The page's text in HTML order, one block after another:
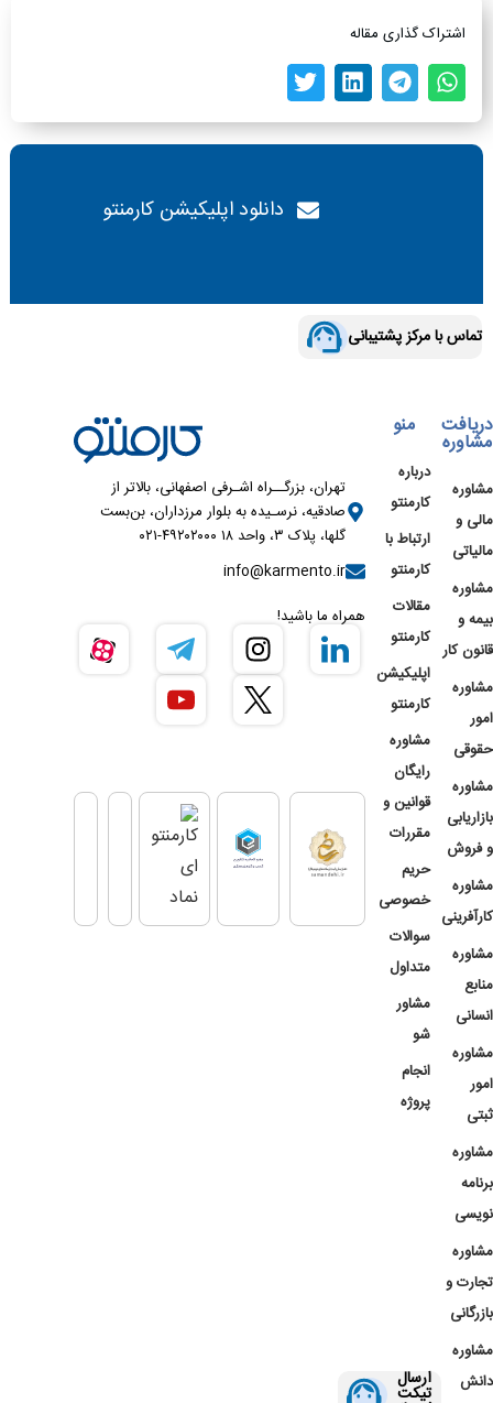
اشتراک گذاری مقاله
دانلود اپلیکیشن کارمنتو
تماس با مرکز پشتیبانی
دریافت
مشاوره
مشاوره
مالی و
مالیاتی
مشاوره
بیمه و
قانون کار
مشاوره
امور
حقوقی
مشاوره
بازاریابی
و فروش
مشاوره
کارآفرینی
مشاوره
منابع
انسانی
مشاوره
امور
ثبتی
مشاوره
برنامه
نویسی
مشاوره
تجارت و
بازرگانی
مشاوره
دانش
منو
درباره
کارمنتو
ارتباط با
کارمنتو
مقالات
کارمنتو
اپلیکیشن
کارمنتو
مشاوره
رایگان
قوانین و
مقررات
حریم
خصوصی
سوالات
متداول
مشاور
شو
انجام
پروژه
ارسال
تیکت
تهران، بزرگــراه اشـرفی اصفهانی، بالاتر از
صادقیه، نرسـیده به بلوار مرزداران، بن‌بست
گلها، پلاک ۳، واحد ۱۸ ۴۹۲۰۲۰۰۰-۰۲۱
info@karmento.ir
همراه ما باشید!